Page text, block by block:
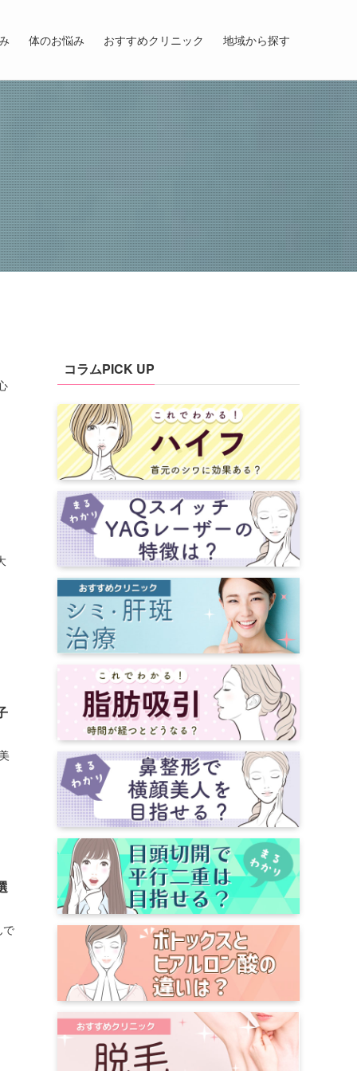
体のお悩み おすすめクリニック 地域から探す
で
コラムPICK UP